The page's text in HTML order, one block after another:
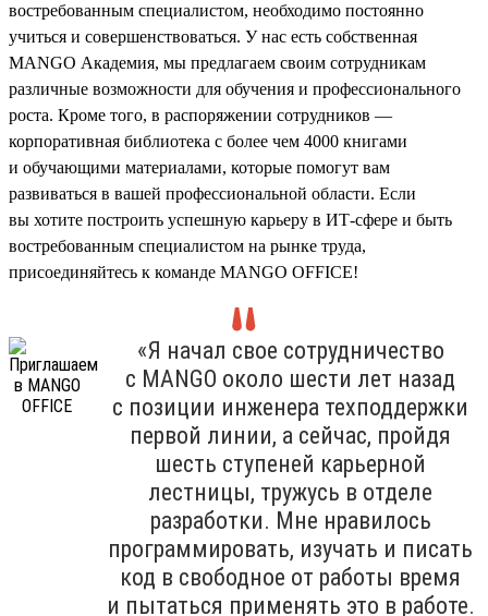
востребованным специалистом, необходимо постоянно
учиться и совершенствоваться. У нас есть собственная
MANGO Академия, мы предлагаем своим сотрудникам
различные возможности для обучения и профессионального
роста. Кроме того, в распоряжении сотрудников —
корпоративная библиотека с более чем 4000 книгами
и обучающими материалами, которые помогут вам
развиваться в вашей профессиональной области. Если
вы хотите построить успешную карьеру в ИТ-сфере и быть
востребованным специалистом на рынке труда,
присоединяйтесь к команде MANGO OFFICE!
«Я начал свое сотрудничество
с MANGO около шести лет назад
с позиции инженера техподдержки
первой линии, а сейчас, пройдя
шесть ступеней карьерной
лестницы, тружусь в отделе
разработки. Мне нравилось
программировать, изучать и писать
код в свободное от работы время
и пытаться применять это в работе.